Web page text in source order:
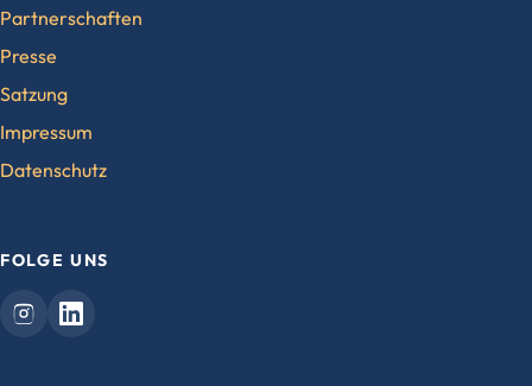
Partnerschaften
Presse
Satzung
Impressum
Datenschutz
FOLGE UNS
Vaterwelten
auf
Vaterwelten
auf